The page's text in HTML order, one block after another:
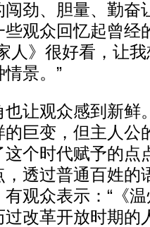
劲、胆量、勤奋
观众回忆起曾经
人》很好看，让
景。”
让观众感到新鲜
巨变，但主人公
个时代赋予的点
透过普通百姓的
观众表示：“《
改革开放时期的